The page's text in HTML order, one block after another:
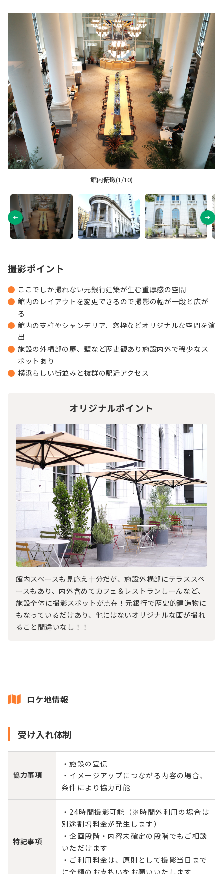
館内俯瞰(1/10)
撮影ポイント
ここでしか撮れない元銀行建築が生む重厚感の空間
館内のレイアウトを変更できるので撮影の幅が一段と広が
る
館内の支柱やシャンデリア、窓枠などオリジナルな空間を演
出
施設の外構部の扉、壁など歴史観あり施設内外で稀少なス
ポットあり
横浜らしい街並みと抜群の駅近アクセス
オリジナルポイント
館内スペースも見応え十分だが、施設外構部にテラススペ
ースもあり、内外含めてカフェ＆レストランしーんなど、
施設全体に撮影スポットが点在！元銀行で歴史的建造物に
もなっているだけあり、他にはないオリジナルな画が撮れ
ること間違いなし！！
ロケ地情報
受け入れ体制
協力事項
・施設の宣伝
・イメージアップにつながる内容の場合、
条件により協力可能
特記事項
・24時間撮影可能（※時間外利用の場合は
別途割増料金が発生します）
・企画段階・内容未確定の段階でもご相談
いただけます
・ご利用料金は、原則として撮影当日まで
に全額のお支払いをお願いいたします